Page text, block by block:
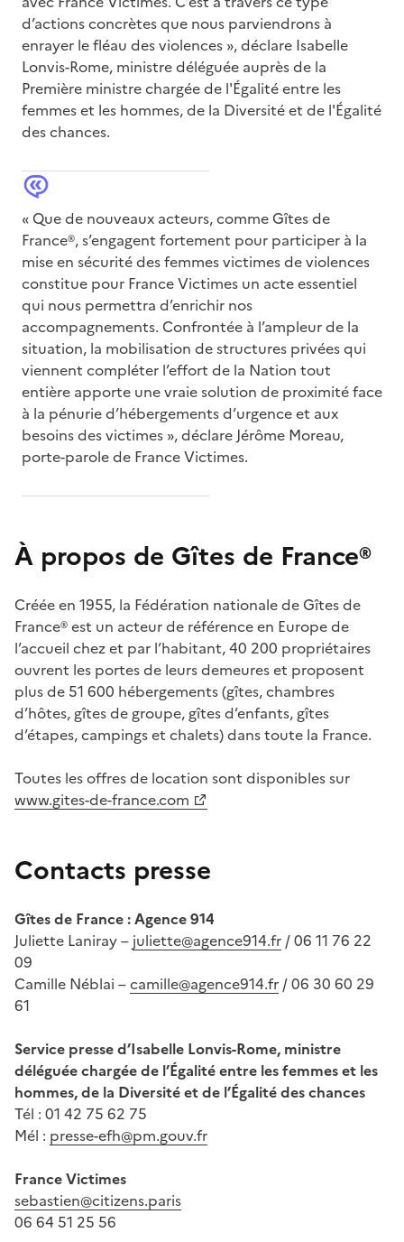
d’actions concrètes que nous parviendrons à
enrayer le fléau des violences », déclare Isabelle
Lonvis-Rome, ministre déléguée auprès de la
Première ministre chargée de l'Égalité entre les
femmes et les hommes, de la Diversité et de l'Égalité
des chances.
« Que de nouveaux acteurs, comme Gîtes de
France®, s’engagent fortement pour participer à la
mise en sécurité des femmes victimes de violences
constitue pour France Victimes un acte essentiel
qui nous permettra d’enrichir nos
accompagnements. Confrontée à l’ampleur de la
situation, la mobilisation de structures privées qui
viennent compléter l’effort de la Nation tout
entière apporte une vraie solution de proximité face
à la pénurie d’hébergements d’urgence et aux
besoins des victimes », déclare Jérôme Moreau,
porte-parole de France Victimes.
À propos de Gîtes de France®
Créée en 1955, la Fédération nationale de Gîtes de
France® est un acteur de référence en Europe de
l’accueil chez et par l’habitant, 40 200 propriétaires
ouvrent les portes de leurs demeures et proposent
plus de 51 600 hébergements (gîtes, chambres
d’hôtes, gîtes de groupe, gîtes d’enfants, gîtes
d’étapes, campings et chalets) dans toute la France.
Toutes les offres de location sont disponibles sur
www.gites-de-france.com
Contacts presse
Gîtes de France : Agence 914
Juliette Laniray – juliette@agence914.fr / 06 11 76 22
09
Camille Néblai –camille@agence914.fr / 06 30 60 29
61
Service presse d’Isabelle Lonvis-Rome, ministre
déléguée chargée de l’Égalité entre les femmes et les
hommes, de la Diversité et de l’Égalité des chances
Tél : 01 42 75 62 75
Mél : presse-efh@pm.gouv.fr
France Victimes
sebastien@citizens.paris
06 64 51 25 56